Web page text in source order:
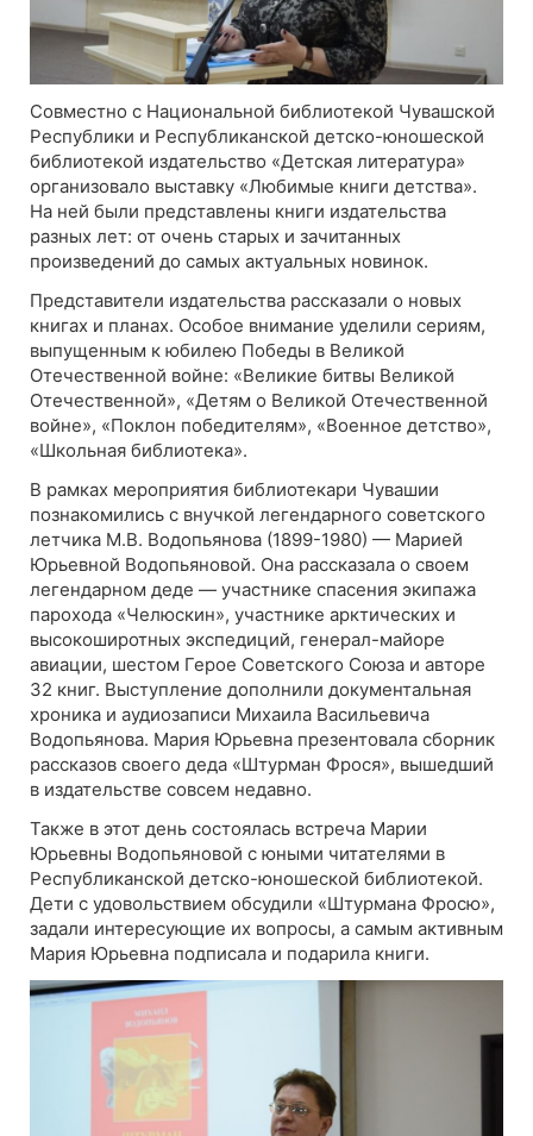
Совместно с Национальной библиотекой Чувашской
Республики и Республиканской детско-юношеской
библиотекой издательство «Детская литература»
организовало выставку «Любимые книги детства».
На ней были представлены книги издательства
разных лет: от очень старых и зачитанных
произведений до самых актуальных новинок.
Представители издательства рассказали о новых
книгах и планах. Особое внимание уделили сериям,
выпущенным к юбилею Победы в Великой
Отечественной войне: «Великие битвы Великой
Отечественной», «Детям о Великой Отечественной
войне», «Поклон победителям», «Военное детство»,
«Школьная библиотека».
В рамках мероприятия библиотекари Чувашии
познакомились с внучкой легендарного советского
летчика М.В. Водопьянова (1899-1980) — Марией
Юрьевной Водопьяновой. Она рассказала о своем
легендарном деде — участнике спасения экипажа
парохода «Челюскин», участнике арктических и
высокоширотных экспедиций, генерал-майоре
авиации, шестом Герое Советского Союза и авторе
32 книг. Выступление дополнили документальная
хроника и аудиозаписи Михаила Васильевича
Водопьянова. Мария Юрьевна презентовала сборник
рассказов своего деда «Штурман Фрося», вышедший
в издательстве совсем недавно.
Также в этот день состоялась встреча Марии
Юрьевны Водопьяновой с юными читателями в
Республиканской детско-юношеской библиотекой.
Дети с удовольствием обсудили «Штурмана Фросю»,
задали интересующие их вопросы, а самым активным
Мария Юрьевна подписала и подарила книги.